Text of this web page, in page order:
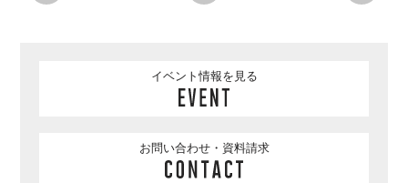
イベント情報を見る
お問い合わせ・資料請求